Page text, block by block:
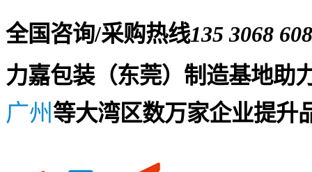
全国咨询/采购热线135 3068
力嘉包装（东莞）制造基地助
广州等大湾区数万家企业提升